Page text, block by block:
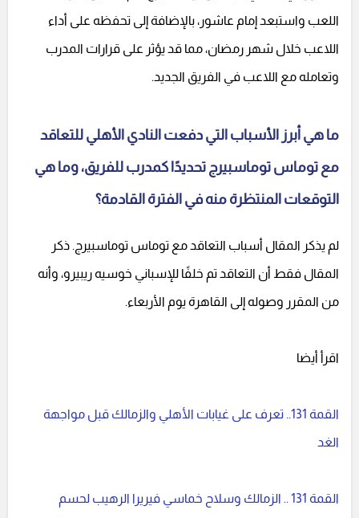
اللعب واستبعد إمام عاشور، بالإضافة إلى تحفظه على أداء
اللاعب خلال شهر رمضان، مما قد يؤثر على قرارات المدرب
وتعامله مع اللاعب في الفريق الجديد.
ما هي أبرز الأسباب التي دفعت النادي الأهلي للتعاقد
مع توماس توماسبيرج تحديدًا كمدرب للفريق، وما هي
التوقعات المنتظرة منه في الفترة القادمة؟
لم يذكر المقال أسباب التعاقد مع توماس توماسبيرج. ذكر
المقال فقط أن التعاقد تم خلفًا للإسباني خوسيه ريبيرو، وأنه
من المقرر وصوله إلى القاهرة يوم الأربعاء.
اقرأ أيضا
القمة 131.. تعرف على غيابات الأهلي والزمالك قبل مواجهة
الغد
القمة 131 .. الزمالك وسلاح خماسي فيريرا الرهيب لحسم